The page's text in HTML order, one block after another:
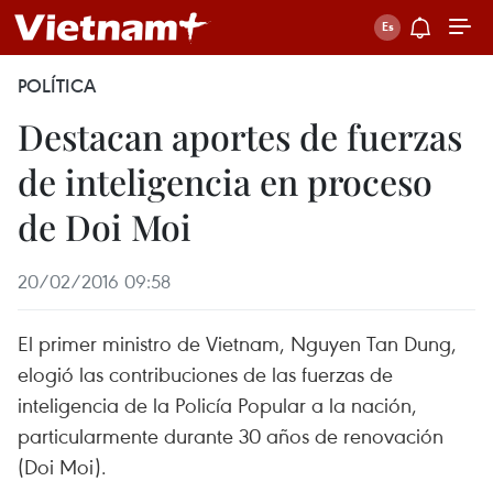
POLÍTICA
Destacan aportes de fuerzas
de inteligencia en proceso
de Doi Moi
20/02/2016 09:58
El primer ministro de Vietnam, Nguyen Tan Dung,
elogió las contribuciones de las fuerzas de
inteligencia de la Policía Popular a la nación,
particularmente durante 30 años de renovación
(Doi Moi).